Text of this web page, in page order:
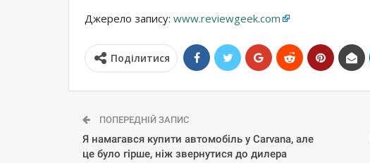
Джерело запису: www.reviewgeek.com
Поділитися
ПОПЕРЕДНІЙ ЗАПИС
Я намагався купити автомобіль у Carvana, але
це було гірше, ніж звернутися до дилера